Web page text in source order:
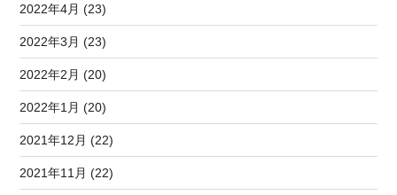
2022年4月 (23)
2022年3月 (23)
2022年2月 (20)
2022年1月 (20)
2021年12月 (22)
2021年11月 (22)